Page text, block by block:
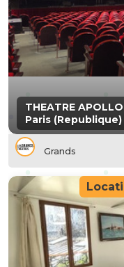
THEATRE
Paris (Republique)
Grands